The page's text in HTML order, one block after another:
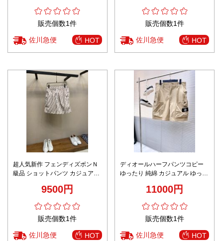
販売個数1件
佐川急便 HOT
販売個数1件
佐川急便 HOT
超人気新作 フェンディズボンＮ
級品 ショットパンツ カジュアル
9500円
販売個数1件
佐川急便 HOT
ディオールハーフパンツコピー
ゆったり 純綿 カジュアル ゆった
11000円
販売個数1件
佐川急便 HOT